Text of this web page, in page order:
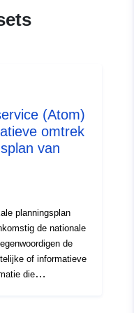
8777-
srv-c4fb0a43-3486-
6d12768cc1a9
inspire.ec.europa.eu/
SpatialDataServiceType/
(Atom)
omtrek
van
planningsplan
de nationale
de
of informatieve